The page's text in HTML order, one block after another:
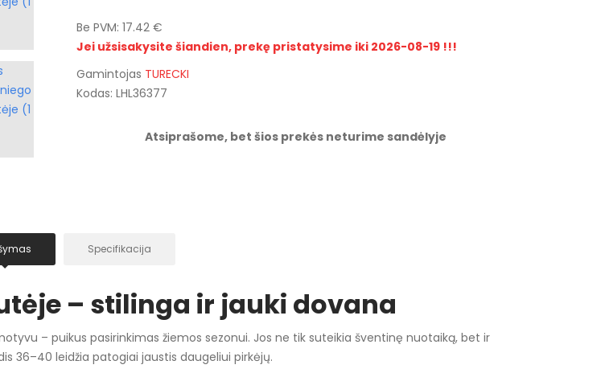
Be PVM: 17.42 €
Jei užsisakysite šiandien, prekę pristatysime iki 2026-08-19 !!!
Gamintojas TURECKI
Kodas: LHL36377
Atsiprašome, bet šios prekės neturime sandėlyje
Specifikacija
– stilinga ir jauki dovana
– puikus pasirinkimas žiemos sezonui. Jos ne tik suteikia šventinę nuotaiką, bet ir
36–40 leidžia patogiai jaustis daugeliui pirkėjų.